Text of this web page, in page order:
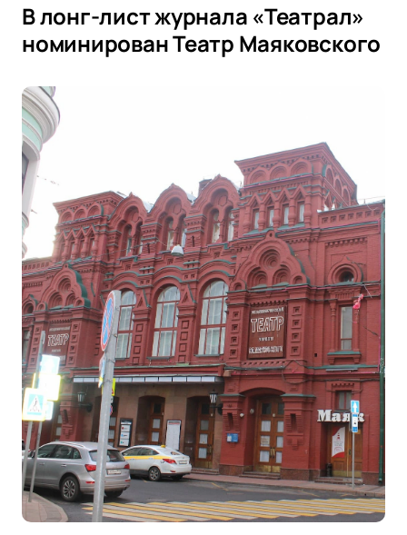
В лонг-лист журнала «Театрал»
номинирован Театр Маяковского